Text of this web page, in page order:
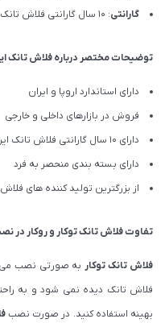
گارانتی: 10 سال گارانتی فلاش تانک ایران
توضیحات مختصر دربارهفلاش تانک
دارای استاندارد اروپا و ایران
فروش در بازارهای داخلی و خارجی
دارای 10 سال گارانتی فلاش تانک ایران
دارای بسته بندی منحصر به فرد
از بزرگترین تولید کننده های
تفاوت فلاش تانک توکار و روکار در
فلاش تانک توکاربه صورتی نصب می
فلاش تانک دیده نمی شود و به
بهینه استفاده کنید. در صورت نصب